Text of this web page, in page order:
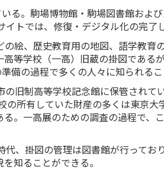
る。駒場博物館・駒場図書館およ
トでは、修復・デジタル化の完了
絵、歴史教育用の地図、語学教育
等学校（一高）旧蔵の掛図である
備の過程で多くの人々に知られるこ
旧制高等学校記念館に保管されて
所有していた財産の多くは東京
。一高展のための調査の過程で、
、掛図の管理は図書館が行ってお
知ることができる。